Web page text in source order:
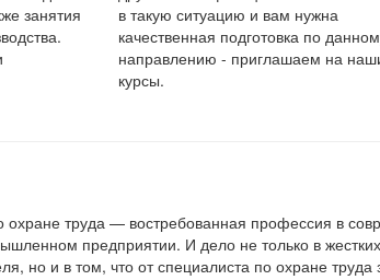
занятия
в такую ситуацию и вам нужна
качественная подготовка по
направлению - приглашаем на
курсы.
труда — востребованная профессия в
предприятии. И дело не только в
но и в том, что от специалиста по охране